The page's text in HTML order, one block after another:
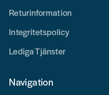
Returinformation
Integritetspolicy
Lediga Tjänster
Navigation